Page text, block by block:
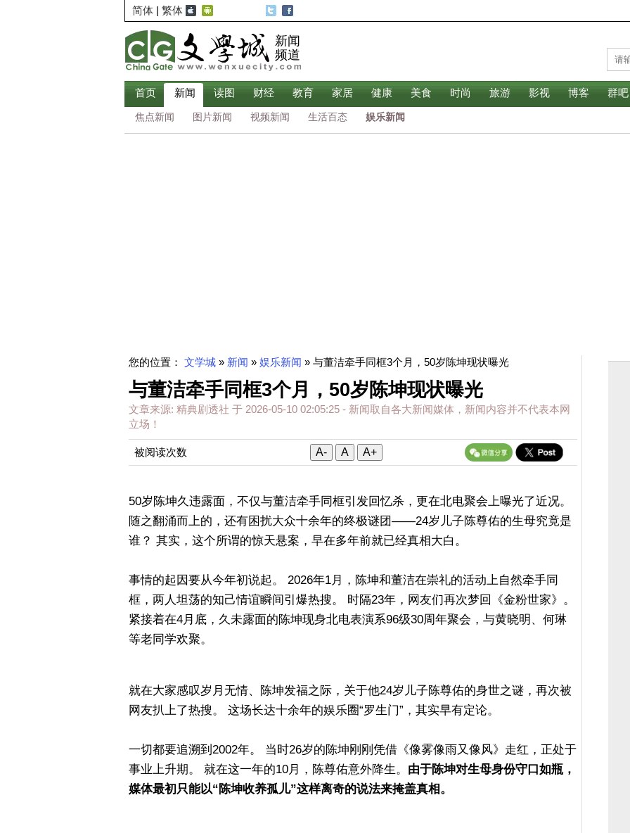
简体 | 繁体
新闻
频道
首页 新闻 读图 财经 教育 家居 健康 美食 时尚 旅游 影视 博客 群吧
焦点新闻 图片新闻 视频新闻 生活百态 娱乐新闻
您的位置： 文学城 » 新闻 » 娱乐新闻 » 与董洁牵手同框3个月，50岁陈坤现状曝光
与董洁牵手同框3个月，50岁陈坤现状曝光
文章来源: 精典剧透社 于 2026-05-10 02:05:25 - 新闻取自各大新闻媒体，新闻内容并不代表本网
立场！
被阅读次数 A- A A+
50岁陈坤久违露面，不仅与董洁牵手同框引发回忆杀，更在北电聚会上曝光了近况。
随之翻涌而上的，还有困扰大众十余年的终极谜团——24岁儿子陈尊佑的生母究竟是
谁？ 其实，这个所谓的惊天悬案，早在多年前就已经真相大白。
事情的起因要从今年初说起。 2026年1月，陈坤和董洁在崇礼的活动上自然牵手同
框，两人坦荡的知己情谊瞬间引爆热搜。 时隔23年，网友们再次梦回《金粉世家》。
紧接着在4月底，久未露面的陈坤现身北电表演系96级30周年聚会，与黄晓明、何琳
等老同学欢聚。
就在大家感叹岁月无情、陈坤发福之际，关于他24岁儿子陈尊佑的身世之谜，再次被
网友扒上了热搜。 这场长达十余年的娱乐圈“罗生门”，其实早有定论。
一切都要追溯到2002年。 当时26岁的陈坤刚刚凭借《像雾像雨又像风》走红，正处于
事业上升期。 就在这一年的10月，陈尊佑意外降生。 由于陈坤对生母身份守口如瓶，
媒体最初只能以“陈坤收养孤儿”这样离奇的说法来掩盖真相。